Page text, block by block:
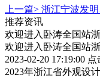
上一篇> 浙江宁波发
推荐资讯
欢迎进入卧涛全国站
欢迎进入卧涛全国站
2023-02-20 17:19:00 点
2023年浙江省外观设